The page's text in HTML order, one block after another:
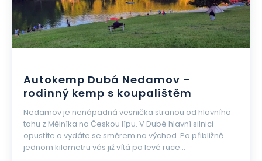
Autokemp Dubá Nedamov –
rodinný kemp s koupalištěm
Nedamov je nenápadná vesnička stranou od hlavního
tahu z Mělníka na Českou lípu. V Dubé hlavní silnici
opustíte a vydáte se směrem na východ. Po přibližně
jednom kilometru vás již vítá po levé ruce...